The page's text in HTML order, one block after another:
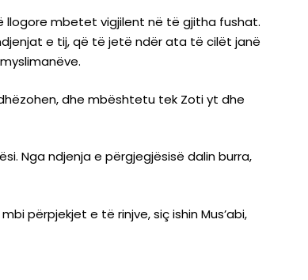
llogore mbetet vigjilent në të gjitha fushat.
dhe mbështetu tek Zoti yt dhe
Nga ndjenja e përgjegjësisë dalin burra,
përpjekjet e të rinjve, siç ishin Mus’abi,